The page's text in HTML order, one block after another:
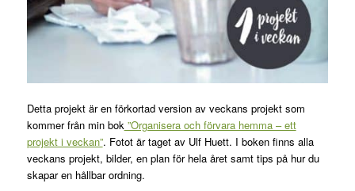
Detta projekt är en förkortad version av veckans projekt som
kommer från min bok”Organisera och förvara hemma – ett
projekt i veckan”. Fotot är taget av Ulf Huett. I boken finns alla
veckans projekt, bilder, en plan för hela året samt tips på hur du
skapar en hållbar ordning.